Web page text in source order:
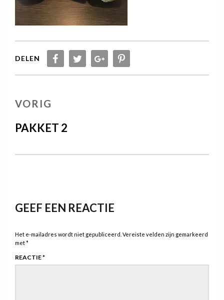
DELEN
VORIG
VORIG
PAKKET 2
GEEF EEN REACTIE
Het e-mailadres wordt niet gepubliceerd. Vereiste velden zijn gemarkeerd
met*
REACTIE*